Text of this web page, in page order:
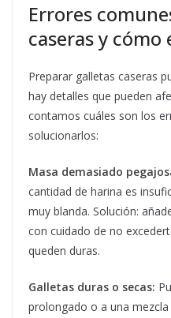
Errores
caseras y cómo
Preparar galletas caseras
hay detalles que pueden
contamos cuáles son los
solucionarlos:
Masa demasiado
cantidad de harina es
muy blanda. Solución:
con cuidado de no
queden duras.
Galletas duras o secas:
prolongado o a una